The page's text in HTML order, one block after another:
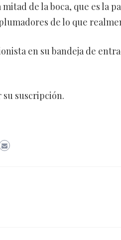
de la boca, que es la
de lo que
en su bandeja de
su suscripción.